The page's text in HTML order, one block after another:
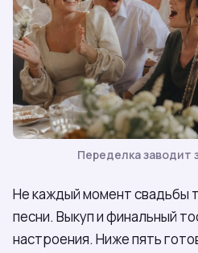
Переделка заводит
Не каждый момент свадьбы
песни. Выкуп и финальный
настроения. Ниже пять